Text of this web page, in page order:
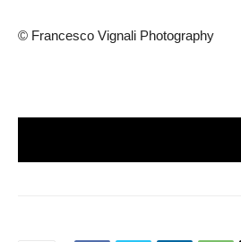
© Francesco Vignali Photography